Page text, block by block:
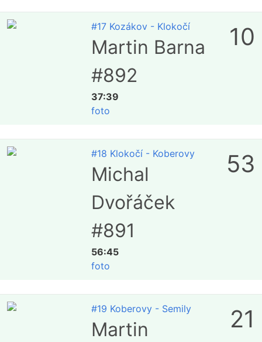
#17 Kozákov - Klokočí
Martin Barna
#892
37:39
foto
10
#18 Klokočí - Koberovy
Michal
Dvořáček
#891
56:45
foto
53
#19 Koberovy - Semily
Martin
21